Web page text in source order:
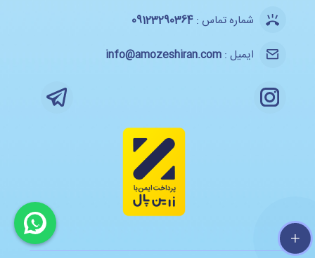
شماره تماس :09123290364
ایمیل :info@amozeshiran.com